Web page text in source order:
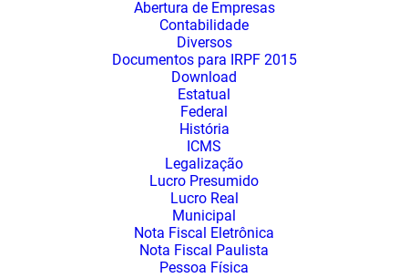
Abertura de Empresas
Contabilidade
Diversos
Documentos para IRPF 2015
Download
Estatual
Federal
História
ICMS
Legalização
Lucro Presumido
Lucro Real
Municipal
Nota Fiscal Eletrônica
Nota Fiscal Paulista
Pessoa Física